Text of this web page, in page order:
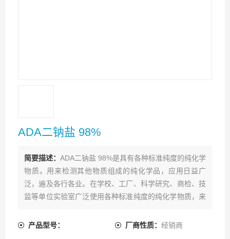
ADA二钠盐 98%
简要描述： ADA二钠盐 98%是具有各种标准纯度的纯化学
物质。用来检测其他物质组成的纯化学品，应用日益广
泛，遍及各行各业。在学校、工厂、科学研究、商检、技
监等单位实验室广泛使用各种标准纯度的纯化学物质，来
产品型号：
厂商性质： 经销商